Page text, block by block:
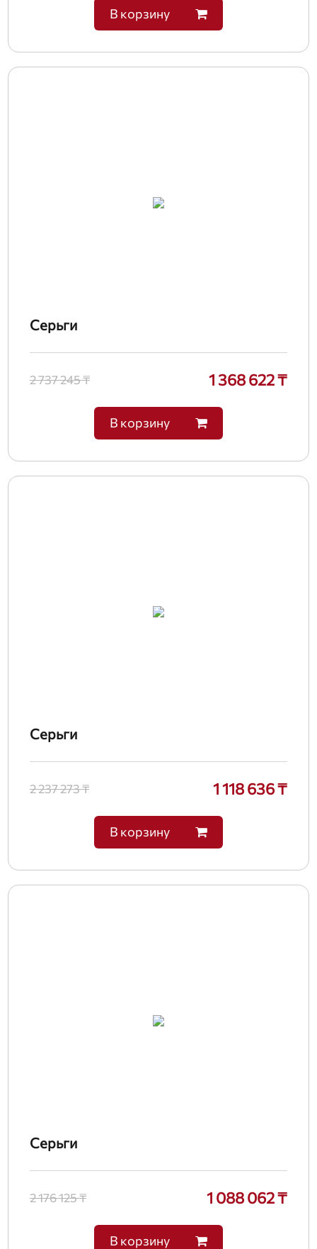
В корзину
Серьги
2 737 245 ₸ 1 368 622 ₸
В корзину
Серьги
2 237 273 ₸ 1 118 636 ₸
В корзину
Серьги
2 176 125 ₸ 1 088 062 ₸
В корзину